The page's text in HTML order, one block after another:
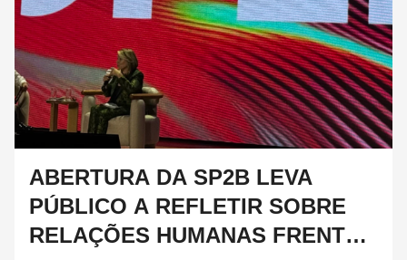
ABERTURA DA SP2B LEVA
PÚBLICO A REFLETIR SOBRE
RELAÇÕES HUMANAS FRENTE